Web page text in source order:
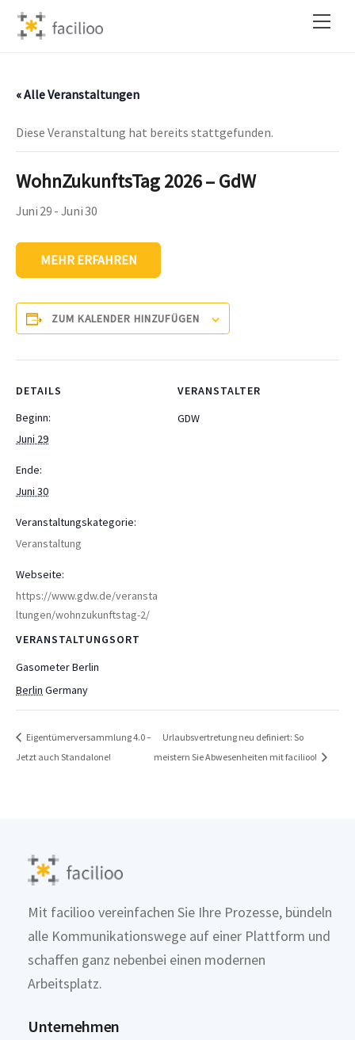
Skip
« Alle Veranstaltungen
Diese Veranstaltung hat bereits stattgefunden.
WohnZukunftsTag 2026 – GdW
Juni 29 - Juni 30
MEHR ERFAHREN
ZUM KALENDER HINZUFÜGEN
DETAILS
Beginn:
Juni 29
Ende:
Juni 30
Veranstaltungskategorie:
Veranstaltung
Webseite:
https://www.gdw.de/veransta
ltungen/wohnzukunftstag-2/
VERANSTALTUNGSORT
Gasometer Berlin
Berlin Germany
VERANSTALTER
GDW
Eigentümerversammlung 4.0 –
Jetzt auch Standalone!
Urlaubsvertretung neu definiert: So
meistern Sie Abwesenheiten mit facilioo!
Mit facilioo vereinfachen Sie Ihre Prozesse, bündeln
alle Kommunikationswege auf einer Plattform und
schaffen ganz nebenbei einen modernen
Arbeitsplatz.
Unternehmen